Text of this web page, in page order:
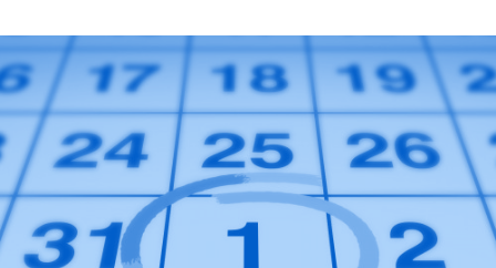
Particolarmente emozionante è la notizia dell'aggiunta nel
settore Hardware per Snowboard: anche Tur Snowboards
dalla Svezia è presente.Accedi a SHOPS 1st BASE per
scoprire di più su questi nuovi marchi!